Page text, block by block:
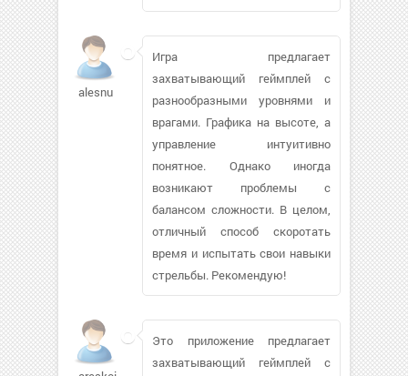
alesnu
Игра предлагает
захватывающий геймплей с
разнообразными уровнями и
врагами. Графика на высоте, а
управление интуитивно
понятное. Однако иногда
возникают проблемы с
балансом сложности. В целом,
отличный способ скоротать
время и испытать свои навыки
стрельбы. Рекомендую!
Это приложение предлагает
захватывающий геймплей с